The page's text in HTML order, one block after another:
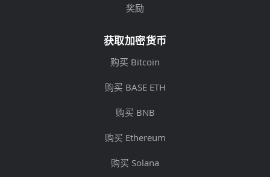
奖励
获取加密货币
购买 Bitcoin
购买 BASE ETH
购买 BNB
购买 Ethereum
购买 Solana